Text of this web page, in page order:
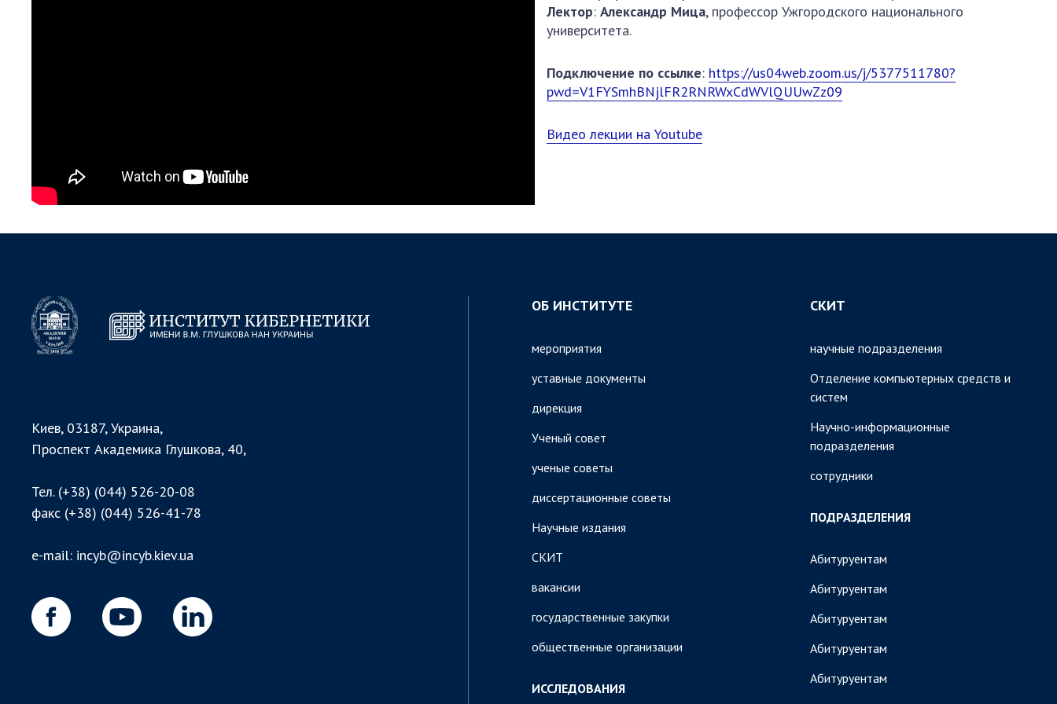
Абитуруентам
Контакты
МЕРОПРІЯТИЯ
Новости
100-ЛЕТИЕ СО ДНЯ РОЖДЕНИЯ В.М. ГЛУШКОВА
Лектор: Александр Мица, профессор Ужгородского национального
университета.
Подключение по ссылке: https://us04web.zoom.us/j/5377511780?
pwd=V1FYSmhBNjlFR2RNRWxCdWVlQUUwZz09
Видео лекции на Youtube
Киев, 03187, Украина,
Проспект Академика Глушкова, 40,
Тел. (+38) (044) 526-20-08
факс (+38) (044) 526-41-78
e-mail: incyb@incyb.kiev.ua
ОБ ИНСТИТУТЕ
мероприятия
уставные документы
дирекция
Ученый совет
ученые советы
диссертационные советы
Научные издания
СКИТ
вакансии
государственные закупки
общественные организации
ИССЛЕДОВАНИЯ
СКИТ
научные подразделения
Отделение компьютерных средств и
систем
Научно-информационные
подразделения
сотрудники
ПОДРАЗДЕЛЕНИЯ
Абитуруентам
Абитуруентам
Абитуруентам
Абитуруентам
Абитуруентам